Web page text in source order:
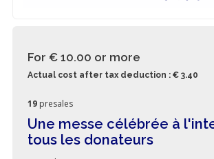
For € 10.00 or more
Actual cost after tax deduction : € 3.40
19 presales
Une messe célébrée à
tous les donateurs